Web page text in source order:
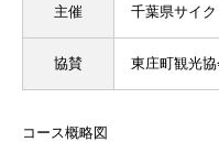
主催 千葉県サイ
協賛 東庄町観光
コース概略図